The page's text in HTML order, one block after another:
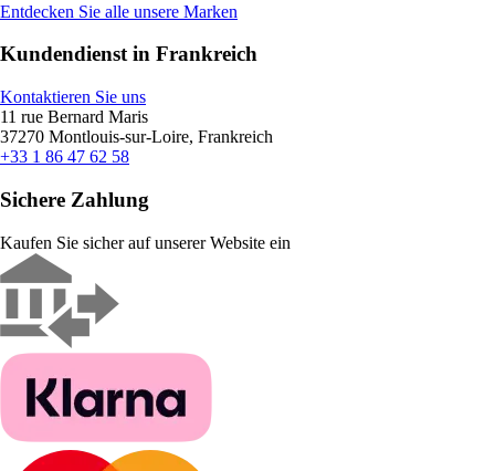
Entdecken Sie alle unsere Marken
Kundendienst in Frankreich
Kontaktieren Sie uns
11 rue Bernard Maris
37270 Montlouis-sur-Loire, Frankreich
+33 1 86 47 62 58
Sichere Zahlung
Kaufen Sie sicher auf unserer Website ein